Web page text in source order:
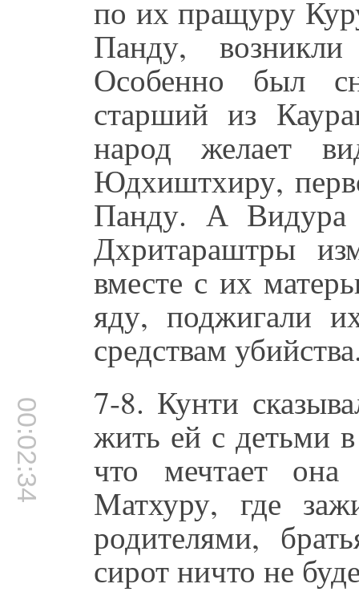
по их пращуру
Панду,
Особенно был
старший из
народ желает
Юдхиштхиру,
Панду. А Видура
Дхритараштры
вместе с их
яду, поджигали
средствам
00:02:34 7-8. Кунти
жить ей с детьми
что мечтает
Матхуру, где
родителями,
сирот ничто не